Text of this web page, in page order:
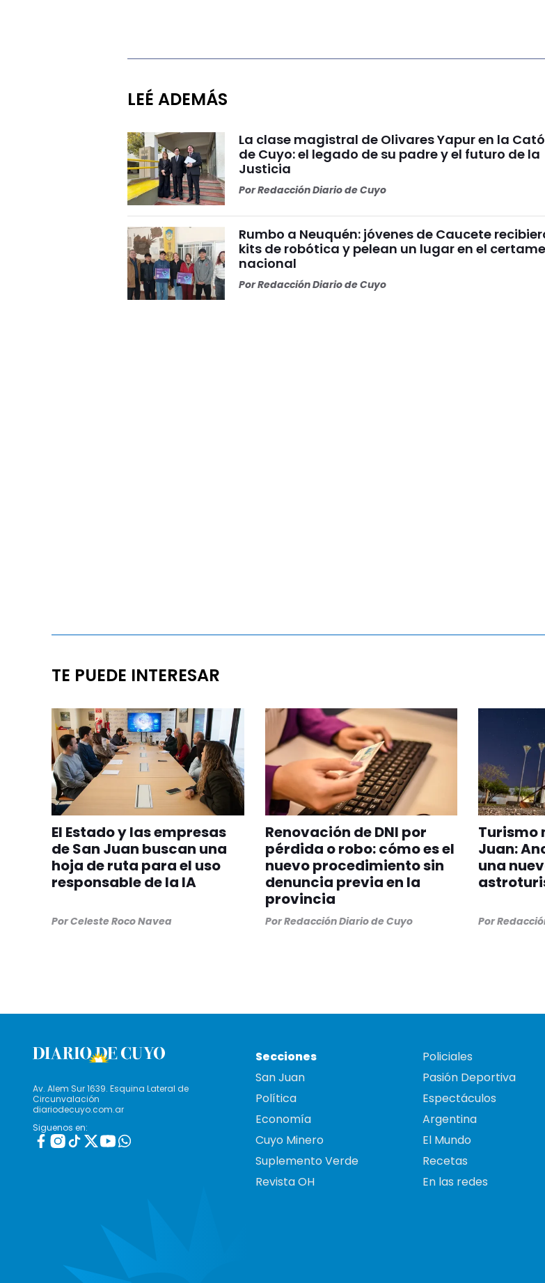
LEÉ ADEMÁS
La clase magistral de Olivares Yapur en la
de Cuyo: el legado de su padre y el futuro de la
Justicia
PorRedacción Diario de Cuyo
Rumbo a Neuquén: jóvenes de Caucete
kits de robótica y pelean un lugar en el
nacional
PorRedacción Diario de Cuyo
TE PUEDE INTERESAR
El Estado y las empresas
de San Juan buscan una
hoja de ruta para el uso
responsable de la IA
PorCeleste Roco Navea
Renovación de DNI por
pérdida o robo: cómo es el
nuevo procedimiento sin
denuncia previa en la
provincia
PorRedacción Diario de Cuyo
Turismo
Juan:
una
Por
Av. Alem Sur 1639. Esquina Lateral de
Circunvalación
diariodecuyo.com.ar
Siguenos en:
Secciones
San Juan
Política
Economía
Cuyo Minero
Suplemento Verde
Revista OH
Policiales
Pasión Deportiva
Espectáculos
Argentina
El Mundo
Recetas
En las redes